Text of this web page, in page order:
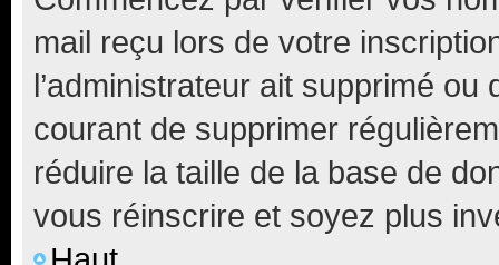
mail reçu lors de votre
l’administrateur ait supprimé
courant de supprimer
réduire la taille de la base de
vous réinscrire et soyez plus